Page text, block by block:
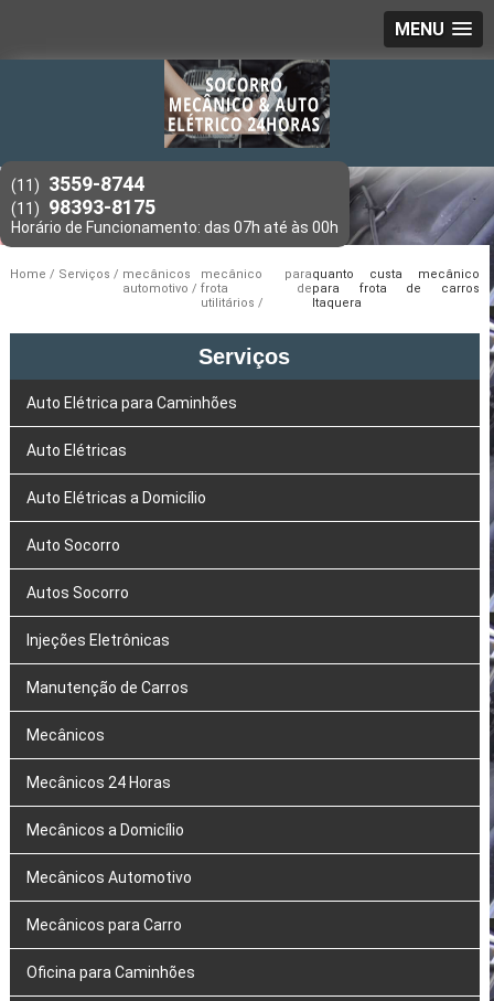
MENU
(11) 3559-8744
(11) 98393-8175
Home Serviços
mecânicos
automotivo
mecânico para
frota de
utilitários
quanto custa mecânico
para frota de carros
Itaquera
Serviços
Auto Elétrica para Caminhões
Auto Elétricas
Auto Elétricas a Domicílio
Auto Socorro
Autos Socorro
Injeções Eletrônicas
Manutenção de Carros
Mecânicos
Mecânicos 24 Horas
Mecânicos a Domicílio
Mecânicos Automotivo
Mecânicos para Carro
Oficina para Caminhões